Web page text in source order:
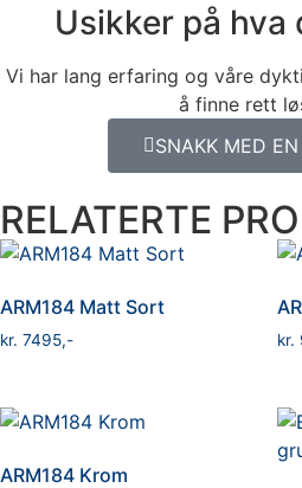
Usikker på hva
Vi har lang erfaring og våre
å finne rett
SNAKK MED EN
RELATERTE
ARM184 Matt Sort
kr 7495 kr
ARM184 Krom